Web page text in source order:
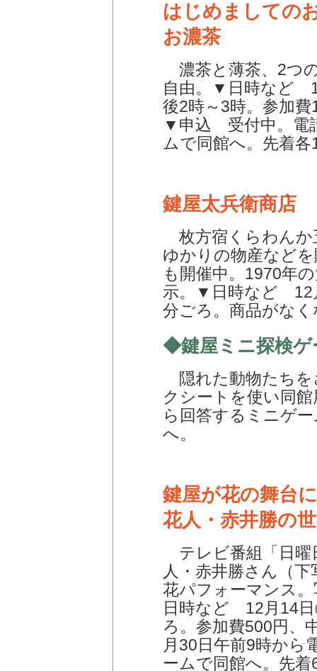
はじめましての
お濃茶
濃茶と薄茶、2つ
自由。▼日時など
後2時～3時。参加
▼申込 受付中。電
ムで同館へ。先着各
鍵屋太兵衛商店
枚方宿くらわんか
ゆかりの物産など
も開催中。1970年
示。▼日時など 12
分ごろ。商品がな
◆鍵屋ミニ探検ゲ
隠れた動物たち
クシートを使い同
ら回答するミニゲ
へ。
鍵屋が花の舞台
花人・赤井勝の
テレビ番組「日曜
人・赤井勝さん（
花パフォーマンス
日時など 12月14日
ろ。参加費500円
月30日午前9時から
ームで同館へ。先着